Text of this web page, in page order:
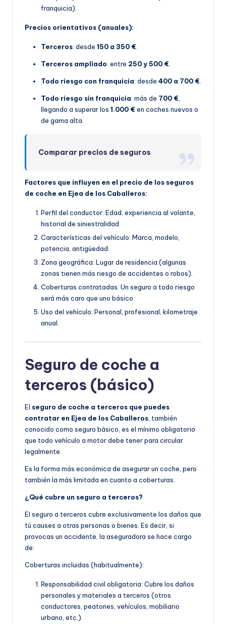
franquicia).
Precios orientativos (anuales):
Terceros: desde 150 a 350 €
Terceros ampliado: entre 250 y 500 €
Todo riesgo con franquicia: desde 400 a 700 €
Todo riesgo sin franquicia: más de 700 €
llegando a superar los 1.000 € en coches nuevos o
de gama alta.
Comparar precios de seguros
Factores que influyen en el precio de los seguros
de coche en Ejea de los Caballeros:
Perfil del conductor: Edad, experiencia al volante,
historial de siniestralidad.
Características del vehículo: Marca, modelo,
potencia, antigüedad.
Zona geográfica: Lugar de residencia (algunas
zonas tienen más riesgo de accidentes o robos).
Coberturas contratadas: Un seguro a todo riesgo
será más caro que uno básico.
Uso del vehículo: Personal, profesional, kilometraje
anual.
Seguro de coche a
terceros (básico)
El seguro de coche a terceros que puedes
contratar en Ejea de los Caballeros, también
conocido como seguro básico, es el mínimo obligatorio
que todo vehículo a motor debe tener para circular
legalmente.
Es la forma más económica de asegurar un coche, pero
también la más limitada en cuanto a coberturas.
¿Qué cubre un seguro a terceros?
El seguro a terceros cubre exclusivamente los daños que
tú causes a otras personas o bienes. Es decir, si
provocas un accidente, la aseguradora se hace cargo
de:
Coberturas incluidas (habitualmente):
Responsabilidad civil obligatoria: Cubre los daños
personales y materiales a terceros (otros
conductores, peatones, vehículos, mobiliario
urbano, etc.).